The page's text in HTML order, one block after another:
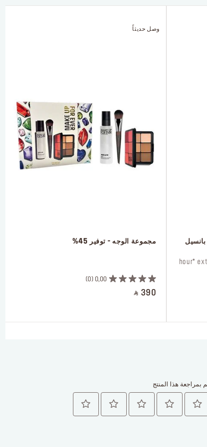
وصل حديثاً
مجموعة الوجه - توفير 45%
0,00
0
‎ ⃁ 390 ‎
بمراجعة هذا المنتج